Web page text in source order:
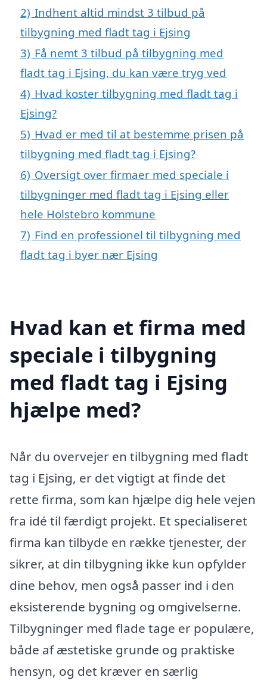
2) Indhent altid mindst 3 tilbud på
tilbygning med fladt tag i Ejsing
3) Få nemt 3 tilbud på tilbygning med
fladt tag i Ejsing, du kan være tryg ved
4) Hvad koster tilbygning med fladt tag i
Ejsing?
5) Hvad er med til at bestemme prisen på
tilbygning med fladt tag i Ejsing?
6) Oversigt over firmaer med speciale i
tilbygninger med fladt tag i Ejsing eller
hele Holstebro kommune
7) Find en professionel til tilbygning med
fladt tag i byer nær Ejsing
Hvad kan et firma med
speciale i tilbygning
med fladt tag i Ejsing
hjælpe med?
Når du overvejer en tilbygning med fladt
tag i Ejsing, er det vigtigt at finde det
rette firma, som kan hjælpe dig hele vejen
fra idé til færdigt projekt. Et specialiseret
firma kan tilbyde en række tjenester, der
sikrer, at din tilbygning ikke kun opfylder
dine behov, men også passer ind i den
eksisterende bygning og omgivelserne.
Tilbygninger med flade tage er populære,
både af æstetiske grunde og praktiske
hensyn, og det kræver en særlig